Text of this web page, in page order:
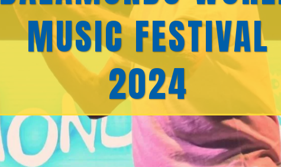
MUSIC FESTIVAL
2024